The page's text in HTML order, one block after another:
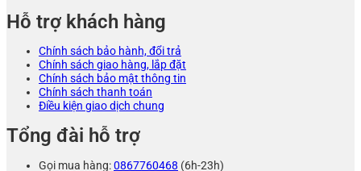
Hỗ trợ khách hàng
Chính sách bảo hành, đổi trả
Chính sách giao hàng, lắp đặt
Chính sách bảo mật thông tin
Chính sách thanh toán
Điều kiện giao dịch chung
Tổng đài hỗ trợ
Gọi mua hàng:0867760468 (6h-23h)